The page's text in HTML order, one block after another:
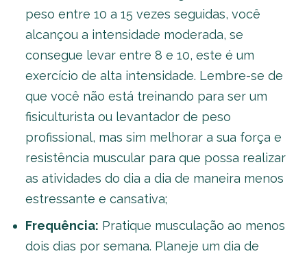
peso entre 10 a 15 vezes seguidas, você
alcançou a intensidade moderada, se
consegue levar entre 8 e 10, este é um
exercício de alta intensidade. Lembre-se de
que você não está treinando para ser um
fisiculturista ou levantador de peso
profissional, mas sim melhorar a sua força e
resistência muscular para que possa realizar
as atividades do dia a dia de maneira menos
estressante e cansativa;
Frequência: Pratique musculação ao menos
dois dias por semana. Planeje um dia de